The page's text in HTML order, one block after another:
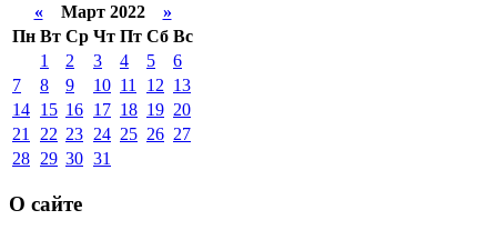
«Март 2022 »
Пн Вт Ср Чт Пт Сб Вс
1
2 3 4 5
6
7
8 9 10 11 12 13
14 15 16 17 18 19 20
21
22 23 24 25 26 27
28 29 30 31
О сайте